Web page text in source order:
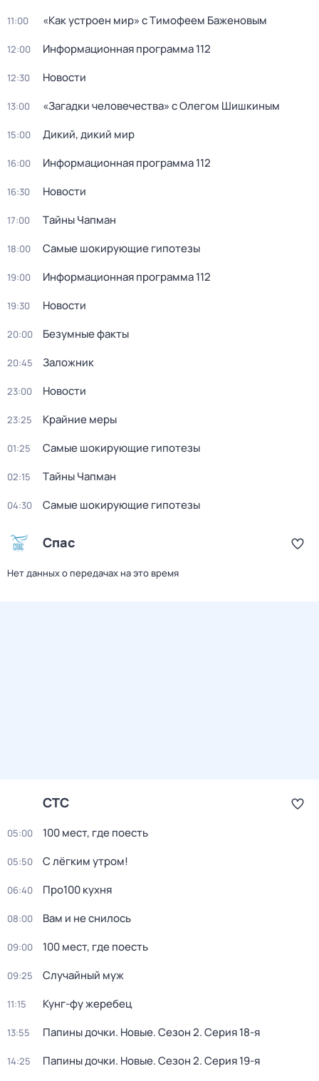
11:00 «Как устроен мир» с Тимофеем Баженовым
12:00 Информационная программа 112
12:30 Новости
13:00 «Загадки человечества» с Олегом Шишкиным
15:00 Дикий, дикий мир
16:00 Информационная программа 112
16:30 Новости
17:00 Тaйны Чапман
18:00 Самые шoкиpующие гипотезы
19:00 Информационная программа 112
19:30 Новости
20:00 Безумные факты
20:45 Заложник
23:00 Новости
23:25 Крайние меры
01:25 Самые шoкиpующие гипотезы
02:15 Тaйны Чапман
04:30 Самые шoкиpующие гипотезы
Спас
Нет данных о передачах на это время
СТС
05:00 100 мест, где поесть
05:50 С лёгким утром!
06:40 Про100 кухня
08:00 Вам и не снилось
09:00 100 мест, где поесть
09:25 Случайный муж
11:15 Кунг-фу жеребец
13:55 Папины дочки. Новые. Сезон 2. Серия 18-я
14:25 Папины дочки. Новые. Сезон 2. Серия 19-я